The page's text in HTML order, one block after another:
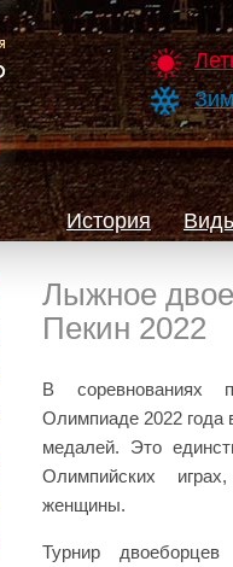
История
Лыжное
Пекин 2022
В
Олимпиаде 2022 года
медалей. Это
Олимпийских
женщины.
Турнир